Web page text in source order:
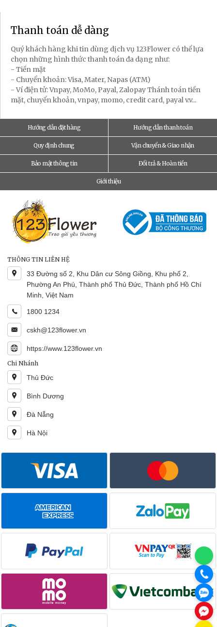
Thanh toán dễ dàng
Quý khách hàng khi tin dùng dịch vụ 123Flower có thể lựa
chọn những hình thức thanh toán đa dạng như:
- Tiền mặt
- Chuyển khoản: Visa, Mater, Napas (ATM)
- Ví điện tử: Vnpay, MoMo, Payal, Zalopay Thánh toán tiền
mặt, chuyển khoản, vnpay, momo, credit card, payal v.v...
Hướng dẫn đặt hàng Hướng dẫn thanh toán
Quy định chung Vận chuyển & Giao nhận
Bảo mật thông tin Đổi trả & Hoàn tiền
Giới thiệu
THÔNG TIN LIÊN HỆ
33 Đường số 2, Khu Dân cư Sông Giồng, Khu phố 2,
Phường An Phú, Thành phố Thủ Đức, Thành phố Hồ Chí
Minh, Việt Nam
1800 1234
cskh@123flower.vn
https://www.123flower.vn
Chi Nhánh
Thủ Đức
Bình Dương
Đà Nẵng
Hà Nội